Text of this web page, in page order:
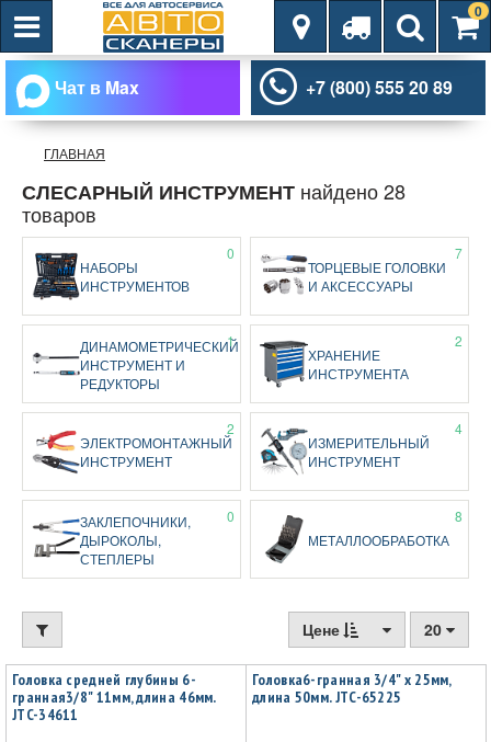
0
Чат в Max +7 (800) 555 20 89
ГЛАВНАЯ
СЛЕСАРНЫЙ ИНСТРУМЕНТ найдено 28
товаров
НАБОРЫ
ИНСТРУМЕНТОВ
0
ТОРЦЕВЫЕ ГОЛОВКИ
И АКСЕССУАРЫ
7
ДИНАМОМЕТРИЧЕСКИЙ
ИНСТРУМЕНТ И
РЕДУКТОРЫ
1
ХРАНЕНИЕ
ИНСТРУМЕНТА
2
ЭЛЕКТРОМОНТАЖНЫЙ
ИНСТРУМЕНТ
2
ИЗМЕРИТЕЛЬНЫЙ
ИНСТРУМЕНТ
4
ЗАКЛЕПОЧНИКИ,
ДЫРОКОЛЫ,
СТЕПЛЕРЫ
0
МЕТАЛЛООБРАБОТКА
8
Цене 20
Головка средней глубины 6-
гранная3/8" 11мм, длина 46мм.
JTC-34611
Головка6-гранная 3/4" х 25мм,
длина 50мм. JTC-65225